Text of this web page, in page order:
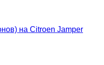
на Citroen Jamper